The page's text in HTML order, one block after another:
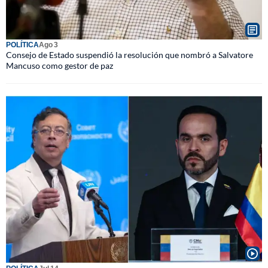
POLÍTICAAgo 3
Consejo de Estado suspendió la resolución que nombró a Salvatore
Mancuso como gestor de paz